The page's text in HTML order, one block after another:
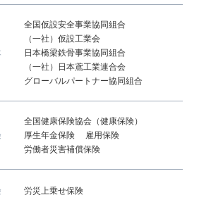
全国仮設安全事業協同組合
（一社）仮設工業会
日本橋梁鉄骨事業協同組合
（一社）日本鳶工業連合会
グローバルパートナー協同組合
全国健康保険協会（健康保険）
厚生年金保険
雇用保険
労働者災害補償保険
労災上乗せ保険